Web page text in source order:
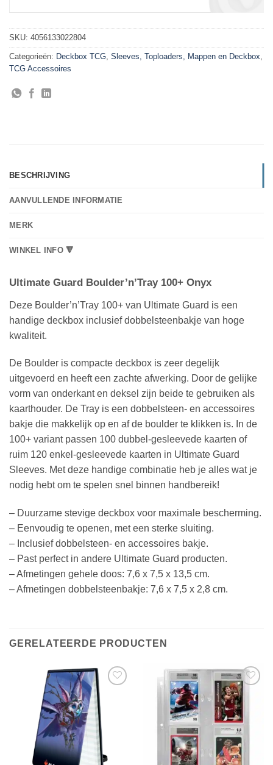
SKU: 4056133022804
Categorieën: Deckbox TCG Sleeves, Toploaders, Mappen en Deckbox
TCG Accessoires
BESCHRIJVING
AANVULLENDE INFORMATIE
MERK
WINKEL INFO 🔻
Ultimate Guard Boulder’n’Tray 100+ Onyx
Deze Boulder’n’Tray 100+ van Ultimate Guard is een
handige deckbox inclusief dobbelsteenbakje van hoge
kwaliteit.
De Boulder is compacte deckbox is zeer degelijk
uitgevoerd en heeft een zachte afwerking. Door de gelijke
vorm van onderkant en deksel zijn beide te gebruiken als
kaarthouder. De Tray is een dobbelsteen- en accessoires
bakje die makkelijk op en af de boulder te klikken is. In de
100+ variant passen 100 dubbel-gesleevede kaarten of
ruim 120 enkel-gesleevede kaarten in Ultimate Guard
Sleeves. Met deze handige combinatie heb je alles wat je
nodig hebt om te spelen snel binnen handbereik!
– Duurzame stevige deckbox voor maximale bescherming.
– Eenvoudig te openen, met een sterke sluiting.
– Inclusief dobbelsteen- en accessoires bakje.
– Past perfect in andere Ultimate Guard producten.
– Afmetingen gehele doos: 7,6 x 7,5 x 13,5 cm.
– Afmetingen dobbelsteenbakje: 7,6 x 7,5 x 2,8 cm.
GERELATEERDE PRODUCTEN